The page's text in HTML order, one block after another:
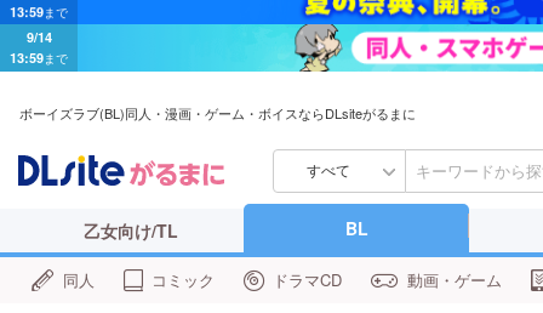
9/14
13:59まで
ボーイズラブ(BL)同人・漫画・ゲーム・ボイスならDLsiteがるまに
すべて
乙女向け/TL BL
同人 コミック ドラマCD 動画・ゲーム